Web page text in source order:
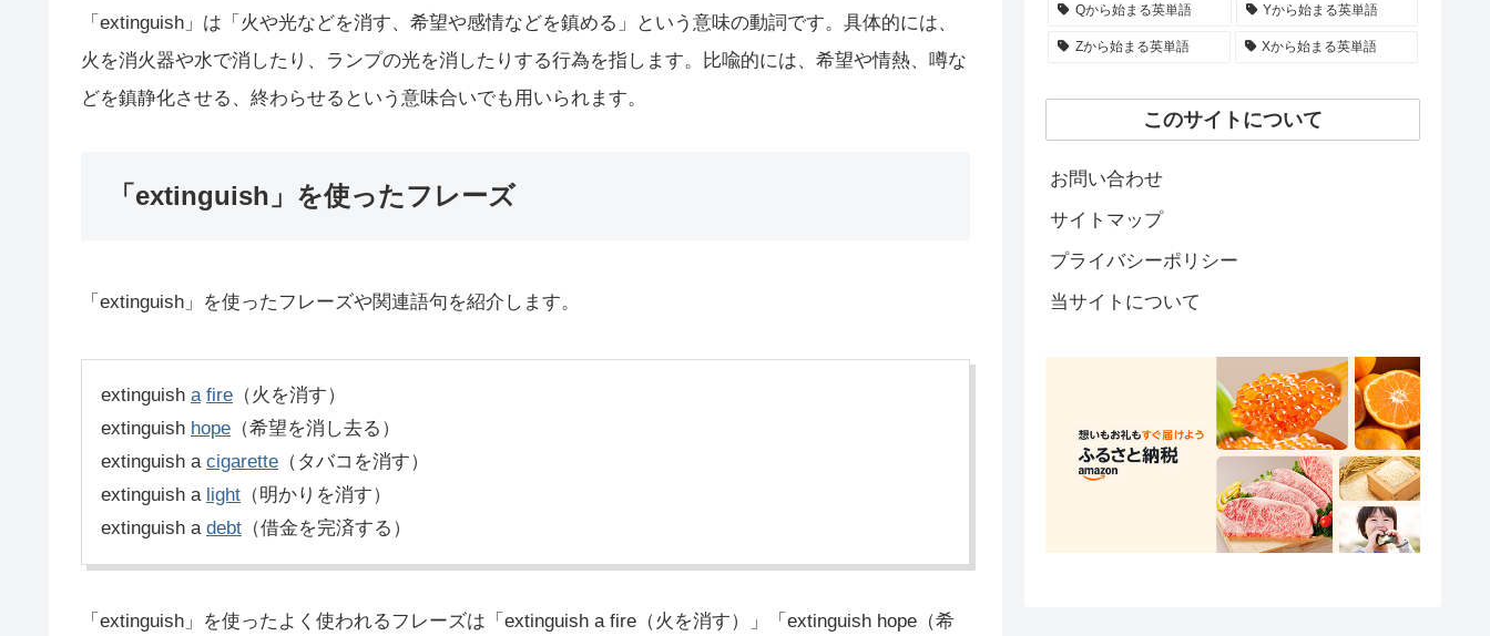
「extinguish」は「火や光などを消す、希望や感情などを鎮める」という意味の動詞です。具体的には、
火を消火器や水で消したり、ランプの光を消したりする行為を指します。比喩的には、希望や情熱、噂な
どを鎮静化させる、終わらせるという意味合いでも用いられます。
「extinguish」を使ったフレーズ
「extinguish」を使ったフレーズや関連語句を紹介します。
extinguish a fire （火を消す）
extinguish hope （希望を消し去る）
extinguish a cigarette （タバコを消す）
extinguish a light （明かりを消す）
extinguish a debt （借金を完済する）
「extinguish」を使ったよく使われるフレーズは「extinguish a fire（火を消す）」「extinguish hope（希
Qから始まる英単語 Yから始まる英単語
Zから始まる英単語 Xから始まる英単語
このサイトについて
お問い合わせ
サイトマップ
プライバシーポリシー
当サイトについて